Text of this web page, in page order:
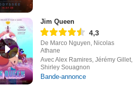
Jim Queen
4,3
De Marco Nguyen, Nicolas
Athane
Avec Alex Ramires, Jérémy Gillet,
Shirley Souagnon
Bande-annonce